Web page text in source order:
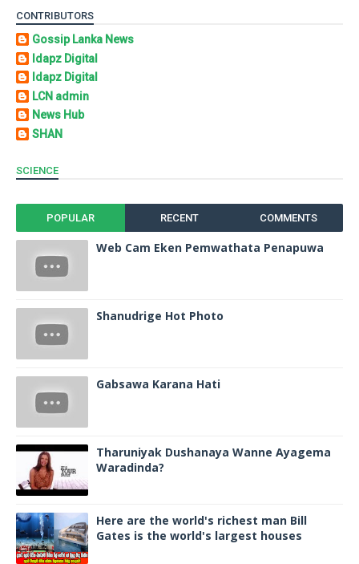
CONTRIBUTORS
Gossip Lanka News
Idapz Digital
Idapz Digital
LCN admin
News Hub
SHAN
SCIENCE
POPULAR RECENT COMMENTS
Web Cam Eken Pemwathata Penapuwa
Shanudrige Hot Photo
Gabsawa Karana Hati
Tharuniyak Dushanaya Wanne Ayagema
Waradinda?
Here are the world's richest man Bill
Gates is the world's largest houses